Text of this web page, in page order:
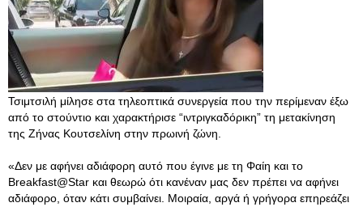
Τσιμτσιλή μίλησε στα τηλεοπτικά συνεργεία που την περίμεναν έξω
από το στούντιο και χαρακτήρισε “ιντριγκαδόρικη” τη μετακίνηση
της Ζήνας Κουτσελίνη στην πρωινή ζώνη.
«Δεν με αφήνει αδιάφορη αυτό που έγινε με τη Φαίη και το
Breakfast@Star και θεωρώ ότι κανέναν μας δεν πρέπει να αφήνει
αδιάφορο, όταν κάτι συμβαίνει. Μοιραία, αργά ή γρήγορα επηρεάζει